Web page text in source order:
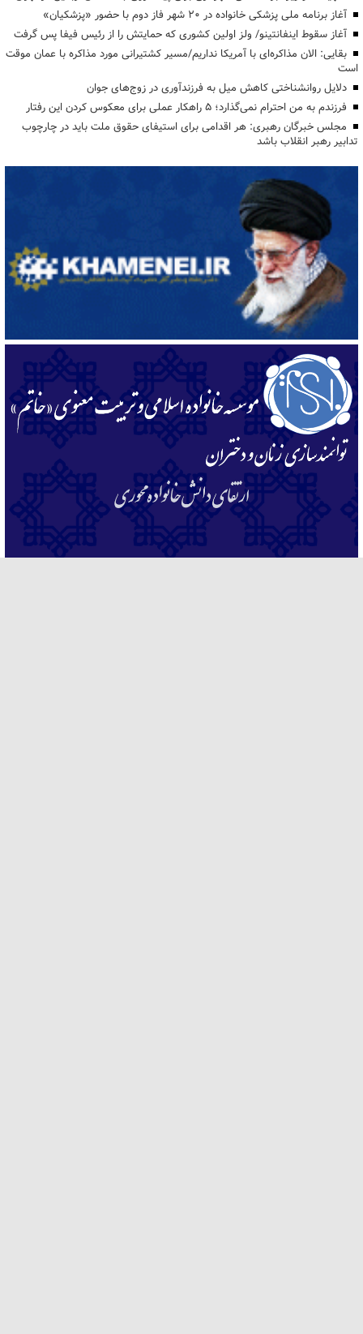
آغاز برنامه ملی پزشکی خانواده در ۲۰ شهر فاز دوم با حضور «پزشکیان»
آغاز سقوط اینفانتینو/ ولز اولین کشوری که حمایتش را از رئیس فیفا پس گرفت
بقایی: الان مذاکره‌ای با آمریکا نداریم/مسیر کشتیرانی مورد مذاکره با عمان موقت
است
دلایل روانشناختی کاهش میل به فرزندآوری در زوج‌های جوان
فرزندم به من احترام نمی‌گذارد؛ ۵ راهکار عملی برای معکوس کردن این رفتار
مجلس خبرگان رهبری: هر اقدامی برای استیفای حقوق ملت باید در چارچوب
تدابیر رهبر انقلاب باشد